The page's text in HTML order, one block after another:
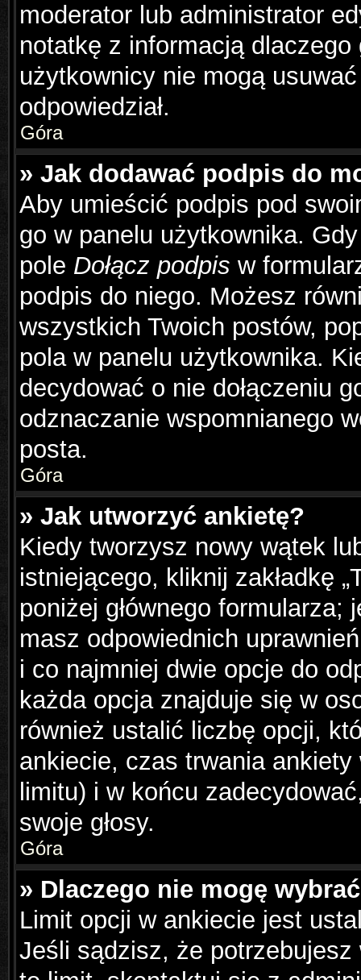
moderator lub administrator
notatkę z informacją
użytkownicy nie mogą
odpowiedział.
Góra
» Jak dodawać podpis do
Aby umieścić podpis pod
go w panelu użytkownika.
pole Dołącz podpis w
podpis do niego. Możesz
wszystkich Twoich postów,
pola w panelu użytkownika.
decydować o nie dołączeniu
odznaczanie wspomnianego
posta.
Góra
» Jak utworzyć ankietę?
Kiedy tworzysz nowy wątek
istniejącego, kliknij zakładkę
poniżej głównego
masz odpowiednich
i co najmniej dwie opcje do
każda opcja znajduje się w
również ustalić liczbę opcji,
ankiecie, czas trwania
limitu) i w końcu
swoje głosy.
Góra
» Dlaczego nie mogę
Limit opcji w ankiecie jest
Jeśli sądzisz, że